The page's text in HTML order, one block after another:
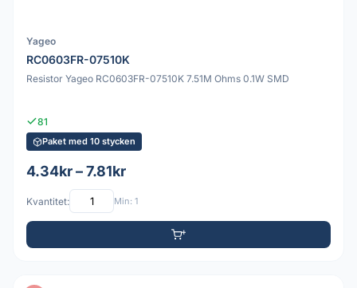
Yageo
RC0603FR-07510K
Resistor Yageo RC0603FR-07510K 7.51M Ohms 0.1W SMD
81
Paket med 10 stycken
4.34kr – 7.81kr
Kvantitet: Min: 1